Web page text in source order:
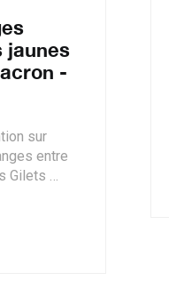
jaunes
-
sur
entre
Gilets …